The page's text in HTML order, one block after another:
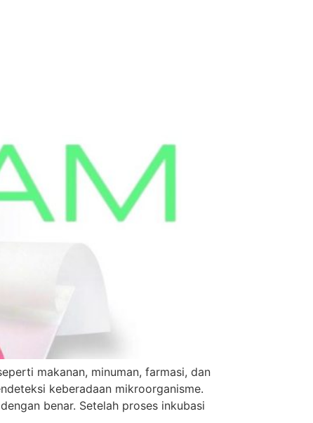
makanan, minuman, farmasi, dan
keberadaan mikroorganisme.
benar. Setelah proses inkubasi